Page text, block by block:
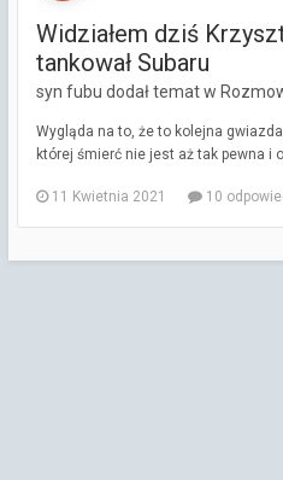
Widziałem dziś
tankował Subaru
syn fubu dodał temat w
Wygląda na to, że to kolejna
której śmierć nie jest aż tak pewna i
11 Kwietnia 2021 10